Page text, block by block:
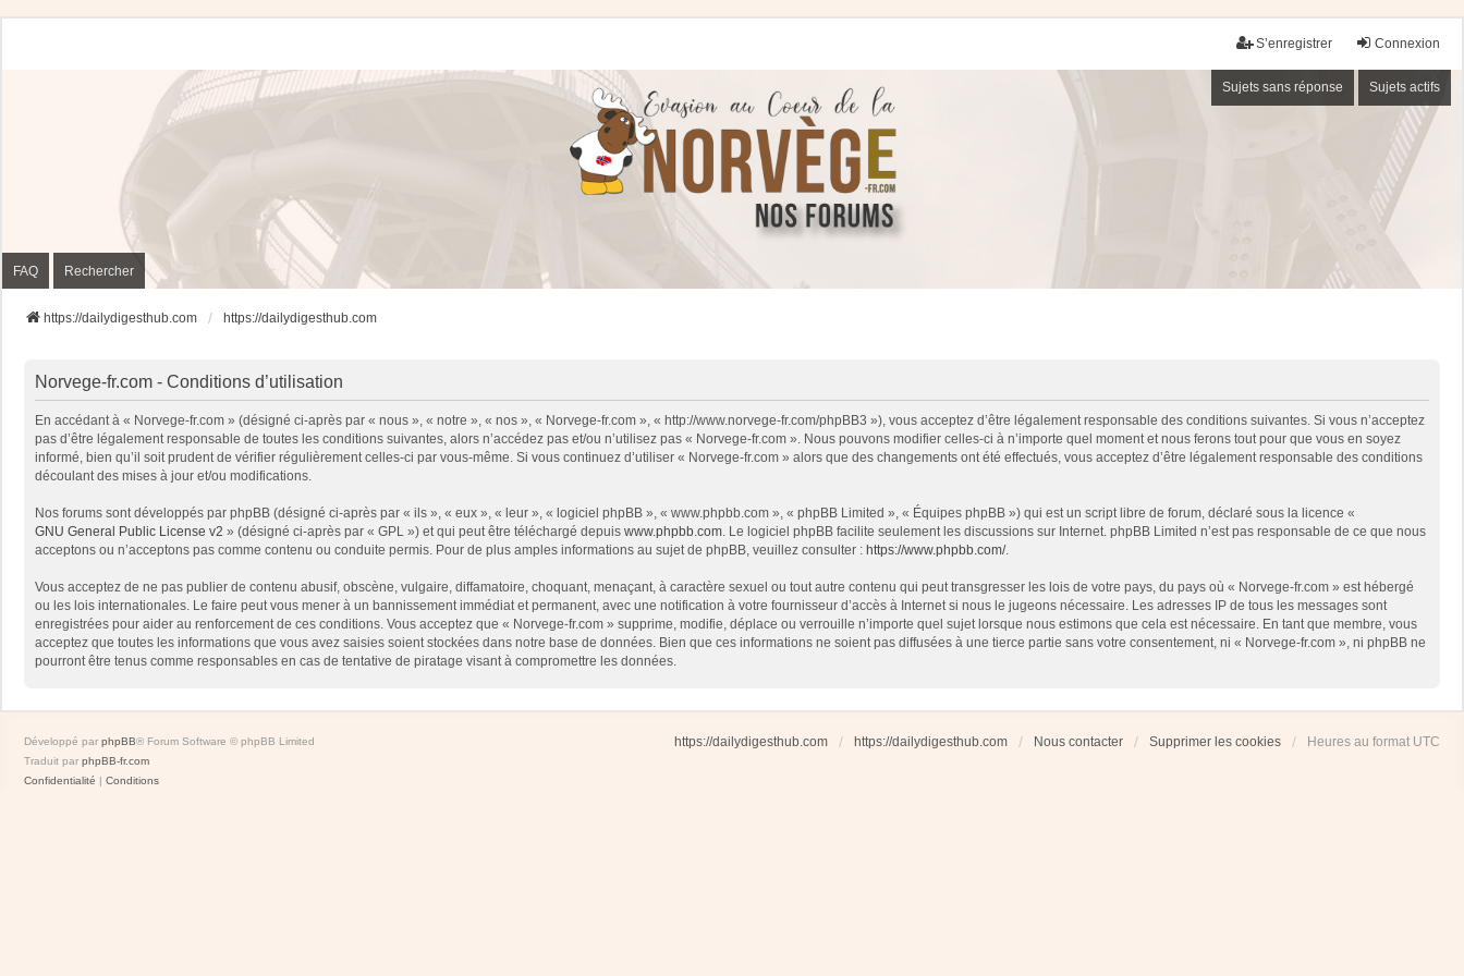
Connexion
S’enregistrer
Sujets sans réponse Sujets actifs
FAQ Rechercher
https://dailydigesthub.com https://dailydigesthub.com
Norvege-fr.com - Conditions d’utilisation
En accédant à « Norvege-fr.com » (désigné ci-après par « nous », « notre », « nos », « Norvege-fr.com », « http://www.norvege-fr.com/phpBB3 »), vous acceptez d’être légalement responsable des conditions suivantes. Si vous n’acceptez
pas d’être légalement responsable de toutes les conditions suivantes, alors n’accédez pas et/ou n’utilisez pas « Norvege-fr.com ». Nous pouvons modifier celles-ci à n’importe quel moment et nous ferons tout pour que vous en soyez
informé, bien qu’il soit prudent de vérifier régulièrement celles-ci par vous-même. Si vous continuez d’utiliser « Norvege-fr.com » alors que des changements ont été effectués, vous acceptez d’être légalement responsable des conditions
découlant des mises à jour et/ou modifications.
Nos forums sont développés par phpBB (désigné ci-après par « ils », « eux », « leur », « logiciel phpBB », « www.phpbb.com », « phpBB Limited », « Équipes phpBB ») qui est un script libre de forum, déclaré sous la licence «
GNU General Public License v2 » (désigné ci-après par « GPL ») et qui peut être téléchargé depuis www.phpbb.com. Le logiciel phpBB facilite seulement les discussions sur Internet. phpBB Limited n’est pas responsable de ce que nous
acceptons ou n’acceptons pas comme contenu ou conduite permis. Pour de plus amples informations au sujet de phpBB, veuillez consulter : https://www.phpbb.com/.
Vous acceptez de ne pas publier de contenu abusif, obscène, vulgaire, diffamatoire, choquant, menaçant, à caractère sexuel ou tout autre contenu qui peut transgresser les lois de votre pays, du pays où « Norvege-fr.com » est hébergé
ou les lois internationales. Le faire peut vous mener à un bannissement immédiat et permanent, avec une notification à votre fournisseur d’accès à Internet si nous le jugeons nécessaire. Les adresses IP de tous les messages sont
enregistrées pour aider au renforcement de ces conditions. Vous acceptez que « Norvege-fr.com » supprime, modifie, déplace ou verrouille n’importe quel sujet lorsque nous estimons que cela est nécessaire. En tant que membre, vous
acceptez que toutes les informations que vous avez saisies soient stockées dans notre base de données. Bien que ces informations ne soient pas diffusées à une tierce partie sans votre consentement, ni « Norvege-fr.com », ni phpBB ne
pourront être tenus comme responsables en cas de tentative de piratage visant à compromettre les données.
https://dailydigesthub.com https://dailydigesthub.com Nous contacter Supprimer les cookies Heures au format UTC
Développé par phpBB® Forum Software © phpBB Limited
Traduit par phpBB-fr.com
Confidentialité | Conditions